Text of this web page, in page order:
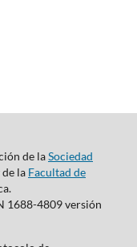
de laSociedad
de la Facultad de
1688-4809 versión